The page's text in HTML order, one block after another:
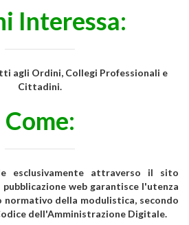
Interessa:
agli Ordini, Collegi Professionali e
Cittadini.
Come:
esclusivamente attraverso il sito
web garantisce l'utenza
normativo della modulistica, secondo
dell'Amministrazione Digitale.